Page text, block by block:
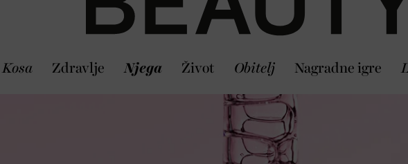
Kosa Zdravlje Njega Život Obitelj Nagradne igre